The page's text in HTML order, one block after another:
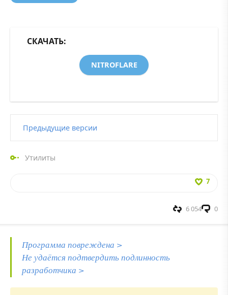
СКАЧАТЬ:
NITROFLARE
Предыдущие версии
Утилиты
7
0
6 054
Программа повреждена >
Не удаётся подтвердить подлинность
разработчика >